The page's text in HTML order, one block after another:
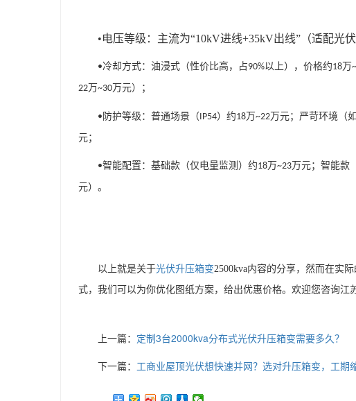
•电压等级 ：主流为“10kV进线+35kV出线” （适配光
•冷却方式：油浸式（性价比高，占90%以上），价格约18 万
22 万~30 万元）；
• 防护等级 ：普通场景（ IP54）约18 万~22 万元；严苛环境（
元；
•智能配置 ：基础款（仅电量监测）约18 万~23 万元；智能款
元）。
以上就是关于光伏升压箱变2500kva内容的分享，然而在实
式，我们可以为你优化图纸方案，给出优惠价格。欢迎您咨询江
上一篇： 定制3台2000kva分布式光伏升压箱变需要多久？
下一篇： 工商业屋顶光伏想快速并网？选对升压箱变，工期